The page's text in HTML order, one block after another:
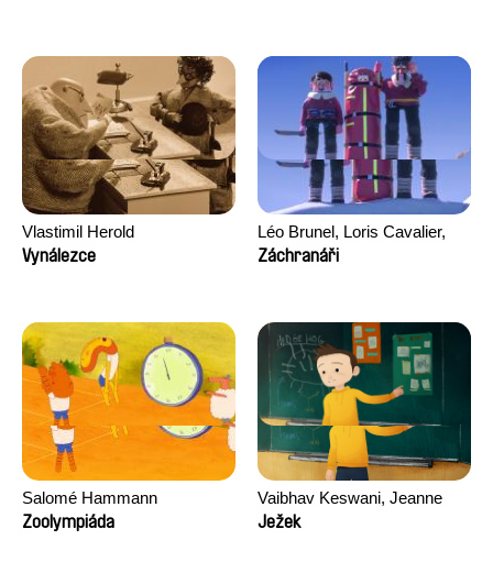
Vlastimil Herold
Vynálezce
Léo Brunel, Loris Cavalier,
Camille Jalabert, Oscar Malet
Záchranáři
Salomé Hammann
Zoolympiáda
Vaibhav Keswani, Jeanne
Laureau, Colombine Majou,
Ježek